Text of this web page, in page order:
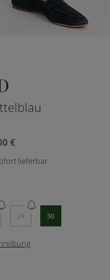
€
lieferbar
29 30